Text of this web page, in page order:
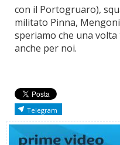
con il Portogruaro),
militato Pinna,
speriamo che una
anche per noi.
Telegram